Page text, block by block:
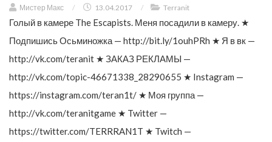
Мистер Макс / 13.04.2017 / Terranit
Голый в камере The Escapists. Меня посадили в камеру. ★
Подпишись Осьминожка — http://bit.ly/1ouhPRh ★ Я в вк —
http://vk.com/teranit ★ ЗАКАЗ РЕКЛАМЫ —
http://vk.com/topic-46671338_28290655 ★ Instagram —
https://instagram.com/teran1t/ ★ Моя группа —
http://vk.com/teranitgame ★ Twitter —
https://twitter.com/TERRRAN1T ★ Twitch —